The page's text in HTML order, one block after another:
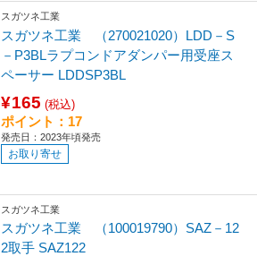
スガツネ工業
スガツネ工業 （270021020）LDD－S
－P3BLラプコンドアダンパー用受座ス
ペーサー LDDSP3BL
¥165 (税込)
ポイント：17
発売日：2023年頃発売
お取り寄せ
スガツネ工業
スガツネ工業 （100019790）SAZ－12
2取手 SAZ122